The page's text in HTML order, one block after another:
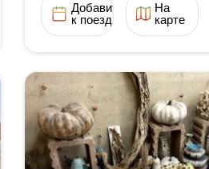
Добавить
к поездке
На
карте